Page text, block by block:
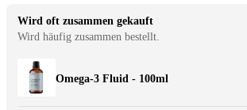
Wird oft zusammen gekauft
Wird häufig zusammen bestellt.
Omega-3 Fluid - 100ml